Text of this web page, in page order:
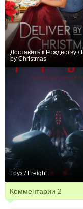
Доставить к Рождеству /
by Christmas
Груз / Freight
Комментарии 2